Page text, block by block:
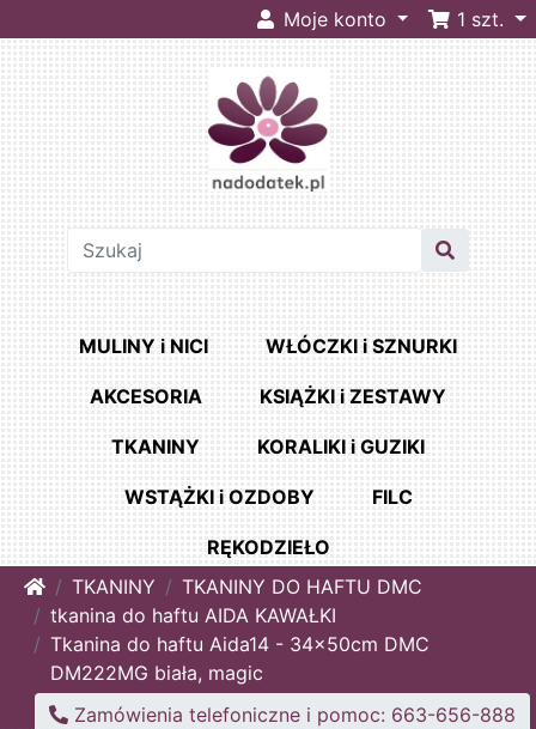
Moje konto 1 szt.
MULINY i NICI WŁÓCZKI i SZNURKI
AKCESORIA KSIĄŻKI i ZESTAWY
TKANINY KORALIKI i GUZIKI
WSTĄŻKI i OZDOBY FILC
RĘKODZIEŁO
HomeTKANINY
TKANINY DO HAFTU DMC
tkanina do haftu AIDA KAWAŁKI
Tkanina do haftu Aida14 - 34x50cm DMC
DM222MG biała, magic
Zamówienia telefoniczne i pomoc: 663-656-888